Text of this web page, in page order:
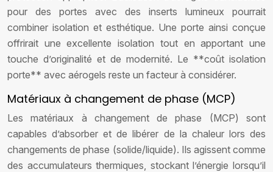
pour des portes avec des inserts lumineux pourrait
combiner isolation et esthétique. Une porte ainsi conçue
offrirait une excellente isolation tout en apportant une
touche d’originalité et de modernité. Le **coût isolation
porte** avec aérogels reste un facteur à considérer.
Matériaux à changement de phase (MCP)
Les matériaux à changement de phase (MCP) sont
capables d’absorber et de libérer de la chaleur lors des
changements de phase (solide/liquide). Ils agissent comme
des accumulateurs thermiques, stockant l’énergie lorsqu’il